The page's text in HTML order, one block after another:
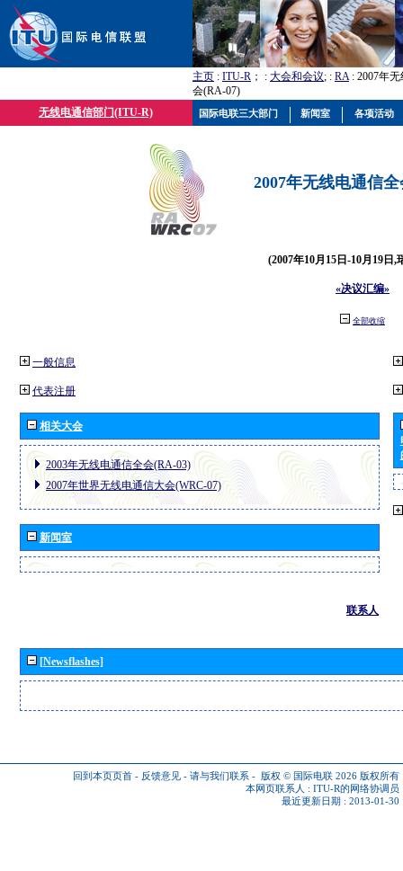
主页 : ITU-R ； : 大会和会议; : RA: 2007年
会(RA-07)
无线电通信部门(ITU-R)
2007年无线电通信
(2007年10月15日-10月19日,
«决议汇编»
全部收缩
一般信息
代表注册
相关大会
2003年无线电通信全会(RA-03)
2007年世界无线电通信大会(WRC-07)
新闻室
联系人
[Newsflashes]
回到本页页首 - 反馈意见 - 请与我们联系 - 版权 © 国际电联 2026 版权所有
本网页联系人 : ITU-R的网络协调员
最近更新日期 : 2013-01-30
国际电联三大部门 新闻室 各项活动